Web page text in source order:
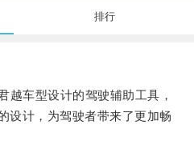
排行
车型设计的驾驶辅助工具，
设计，为驾驶者带来了更加畅